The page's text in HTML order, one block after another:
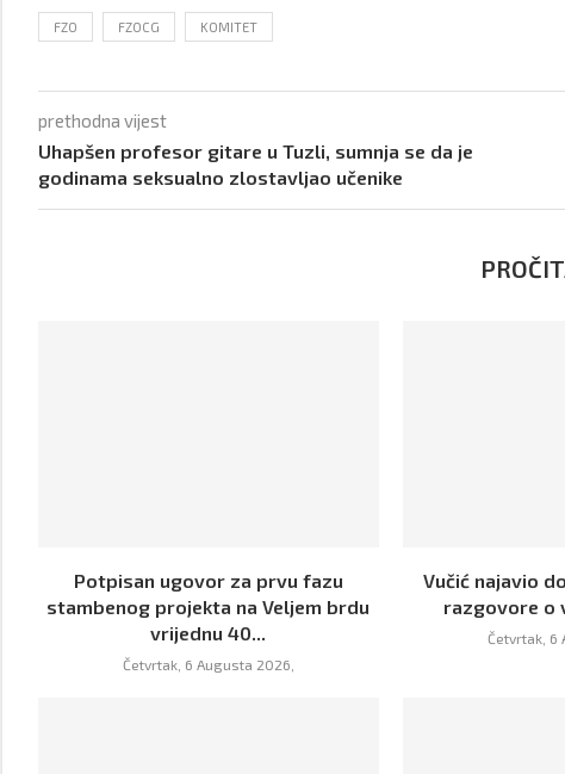
FZO FZOCG KOMITET
prethodna vijest
Uhapšen profesor gitare u Tuzli, sumnja se da je
godinama seksualno zlostavljao učenike
Potpisan ugovor za prvu fazu
stambenog projekta na Veljem brdu
vrijednu 40...
Četvrtak, 6 Augusta 2026,
Vučić najavio
razgovore o
Četvrtak, 6